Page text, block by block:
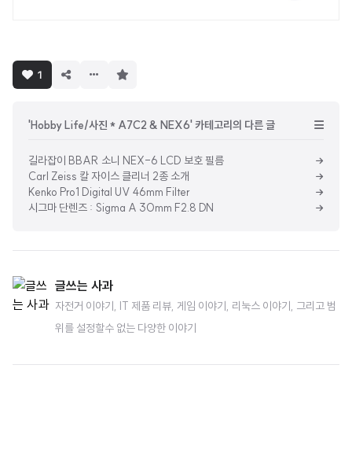
1
'Hobby Life/사진 * A7C2 & NEX6' 카테고리의 다른 글
길라잡이 BBAR 소니 NEX-6 LCD 보호 필름
Carl Zeiss 칼 자이스 클리너 2종 소개
Kenko Pro1 Digital UV 46mm Filter
시그마 단렌즈 : Sigma A 30mm F2.8 DN
글쓰는 사과
자전거 이야기, IT 제품 리뷰, 게임 이야기, 리눅스 이야기, 그리고 범
위를 설정할수 없는 다양한 이야기